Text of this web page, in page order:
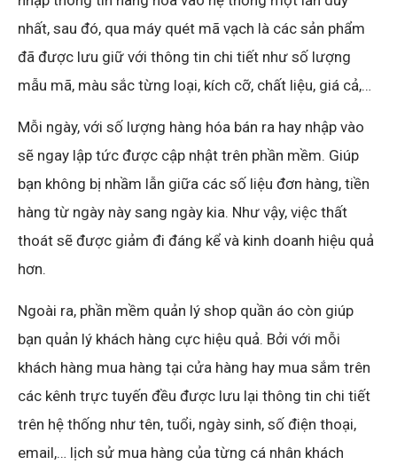
nhất, sau đó, qua máy quét mã vạch là các sản phẩm
đã được lưu giữ với thông tin chi tiết như số lượng
mẫu mã, màu sắc từng loại, kích cỡ, chất liệu, giá cả,…
Mỗi ngày, với số lượng hàng hóa bán ra hay nhập vào
sẽ ngay lập tức được cập nhật trên phần mềm. Giúp
bạn không bị nhầm lẫn giữa các số liệu đơn hàng, tiền
hàng từ ngày này sang ngày kia. Như vậy, việc thất
thoát sẽ được giảm đi đáng kể và kinh doanh hiệu quả
hơn.
Ngoài ra, phần mềm quản lý shop quần áo còn giúp
bạn quản lý khách hàng cực hiệu quả. Bởi với mỗi
khách hàng mua hàng tại cửa hàng hay mua sắm trên
các kênh trực tuyến đều được lưu lại thông tin chi tiết
trên hệ thống như tên, tuổi, ngày sinh, số điện thoại,
email,… lịch sử mua hàng của từng cá nhân khách